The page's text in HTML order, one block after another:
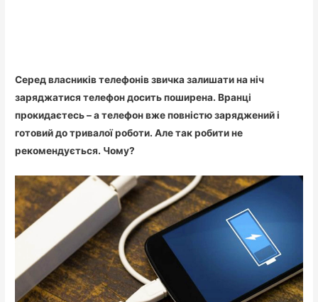
Серед власників телефонів звичка залишати на ніч
заряджатися телефон досить поширена. Вранці
прокидаєтесь – а телефон вже повністю заряджений і
готовий до тривалої роботи. Але так робити не
рекомендується. Чому?